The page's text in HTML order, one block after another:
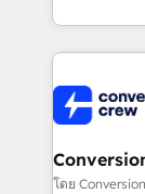
all in this together! From startup to
what
wowing your customers.
technical
cleaner
Integrations · Custom Development · CPQ & FSM ·
Reporting &
Marketing Enablement If
โดย